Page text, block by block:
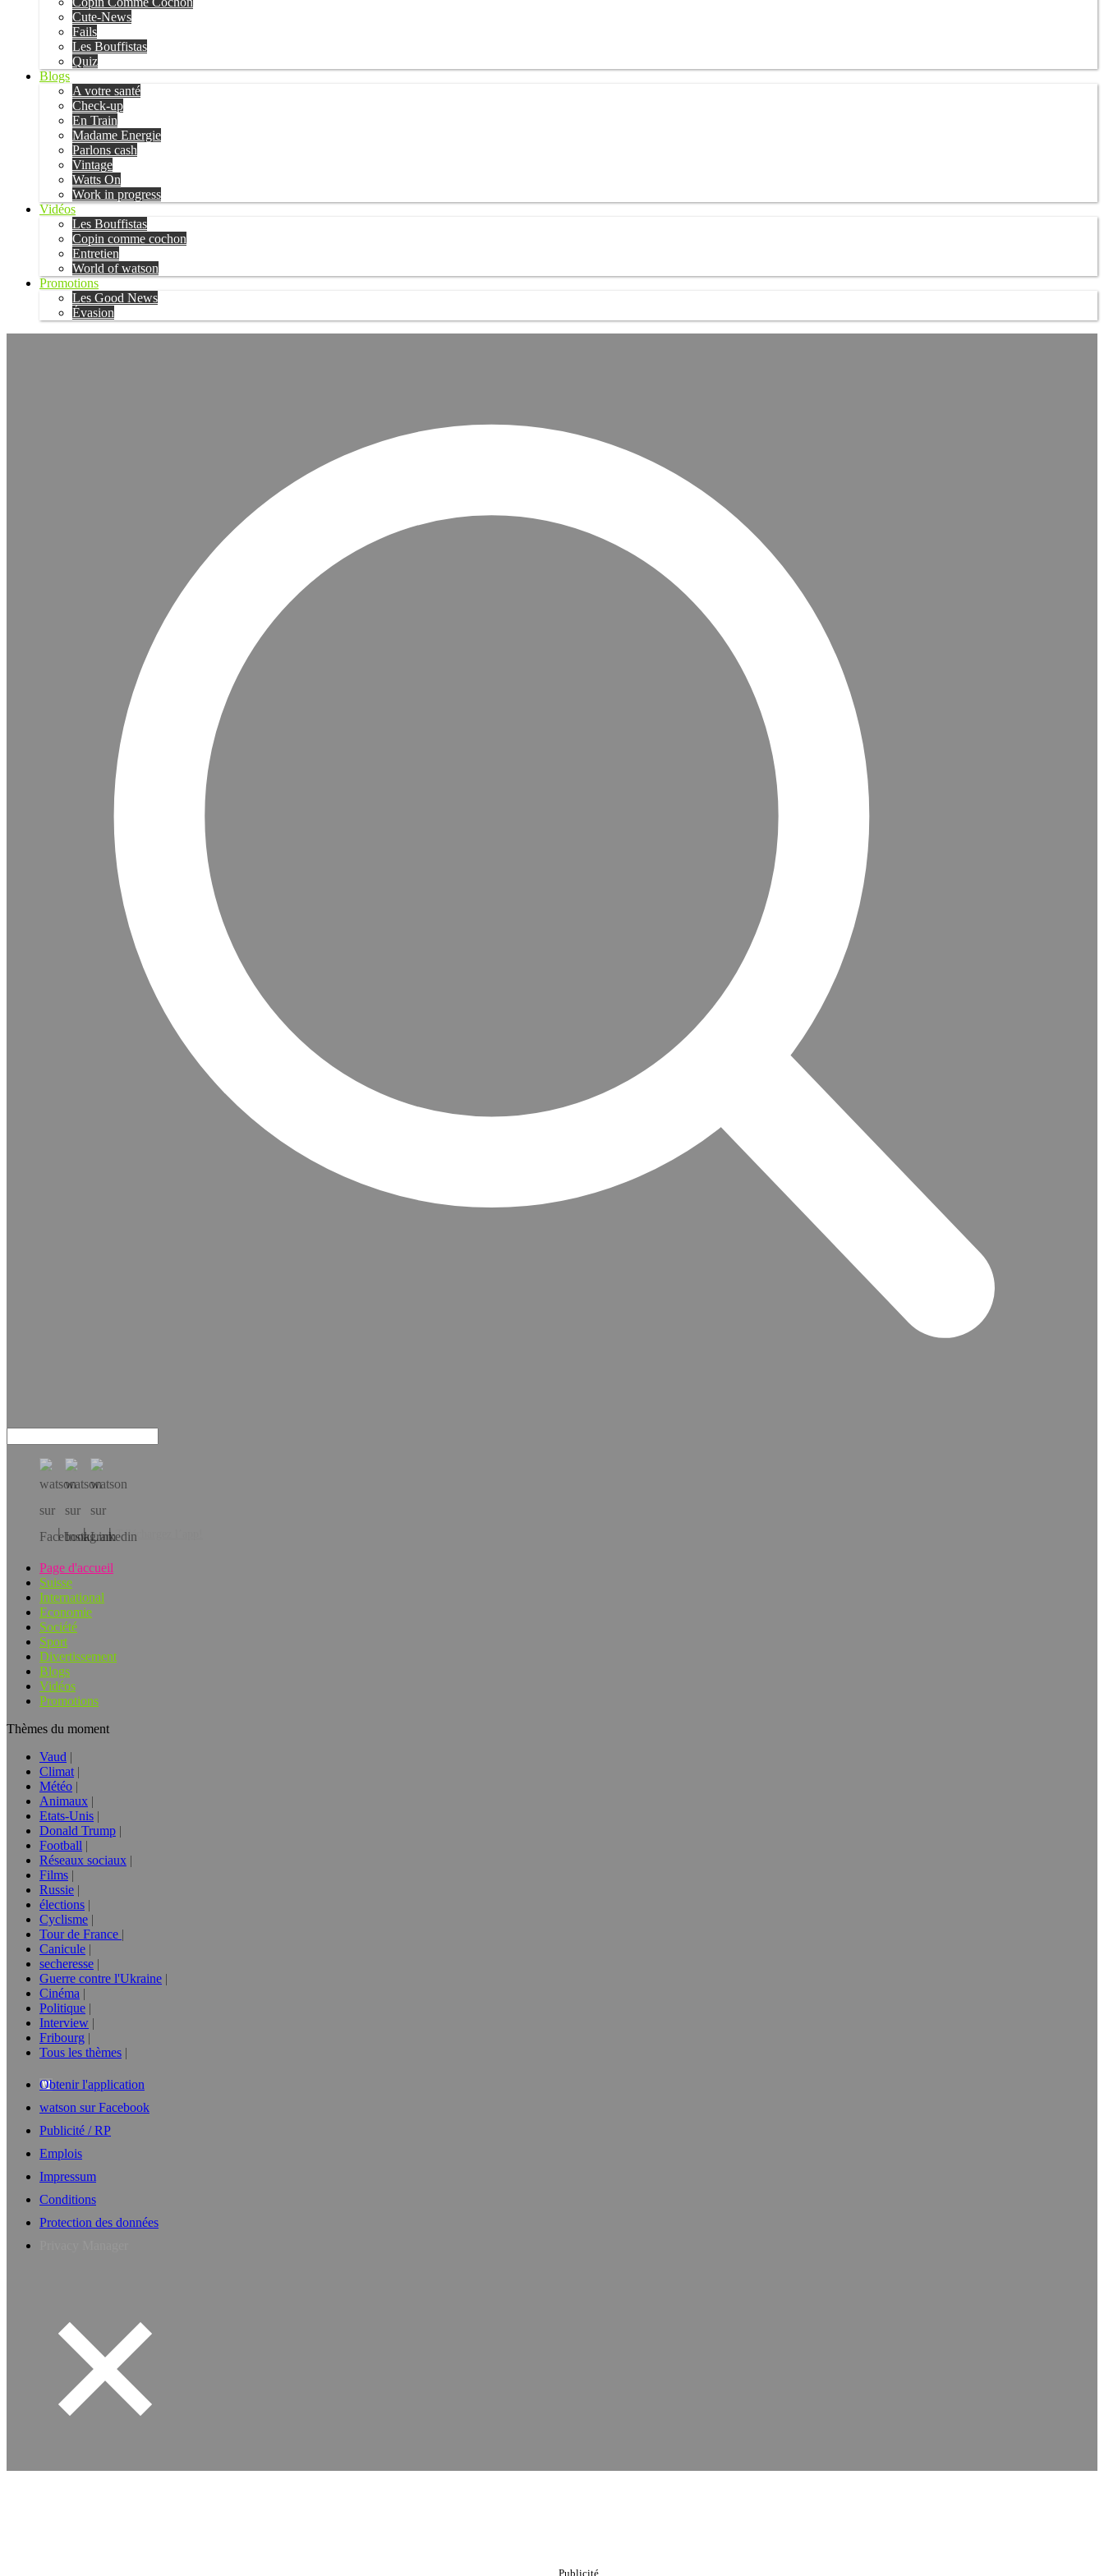
Cute-News
Fails
Les Bouffistas
Quiz
Blogs
A votre santé
Check-up
En Train
Madame Energie
Parlons cash
Vintage
Watts On
Work in progress
Vidéos
Les Bouffistas
Copin comme cochon
Entretien
World of watson
Promotions
Les Good News
Évasion
Téléchargez l’app!
Page d'accueil
Suisse
International
Economie
Société
Sport
Divertissement
Blogs
Vidéos
Promotions
Thèmes du moment
Vaud
Climat
Météo
Animaux
Etats-Unis
Donald Trump
Football
Réseaux sociaux
Films
Russie
élections
Cyclisme
Tour de France
Canicule
secheresse
Guerre contre l'Ukraine
Cinéma
Politique
Interview
Fribourg
Tous les thèmes
Obtenir l'application
watson sur Facebook
Publicité / RP
Emplois
Impressum
Conditions
Protection des données